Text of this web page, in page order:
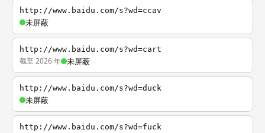
http://www.baidu.com/s?wd=ccav
未屏蔽
http://www.baidu.com/s?wd=cart
截至 2026 年 未屏蔽
http://www.baidu.com/s?wd=duck
未屏蔽
http://www.baidu.com/s?wd=fuck